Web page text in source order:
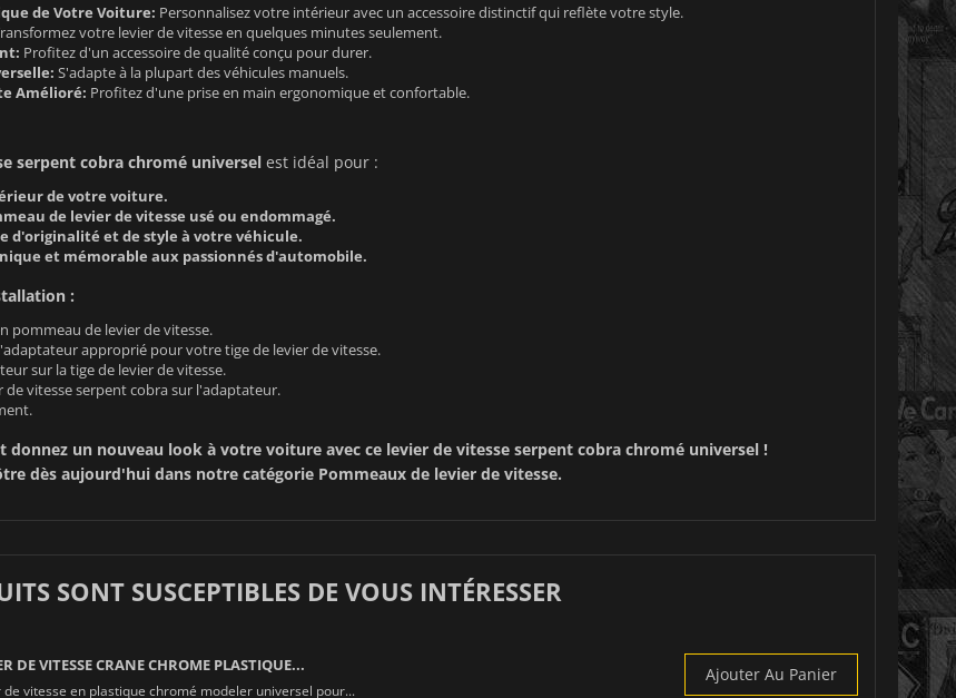
de Votre Voiture: Personnalisez votre intérieur avec un accessoire distinctif qui reflète votre style.
votre levier de vitesse en quelques minutes seulement.
Profitez d'un accessoire de qualité conçu pour durer.
S'adapte à la plupart des véhicules manuels.
Amélioré: Profitez d'une prise en main ergonomique et confortable.
serpent cobra chromé universelest idéal pour :
de votre voiture.
de levier de vitesse usé ou endommagé.
d'originalité et de style à votre véhicule.
et mémorable aux passionnés d'automobile.
:
pommeau de levier de vitesse.
approprié pour votre tige de levier de vitesse.
sur la tige de levier de vitesse.
de vitesse serpent cobra sur l'adaptateur.
donnez un nouveau look à votre voiture avec ce levier de vitesse serpent cobra chromé universel !
dès aujourd'hui dans notre catégorie Pommeaux de levier de vitesse.
SONT SUSCEPTIBLES DE VOUS INTÉRESSER
DE VITESSE CRANE CHROME PLASTIQUE...
de vitesse en plastique chromé modeler universel pour...
Ajouter Au Panier